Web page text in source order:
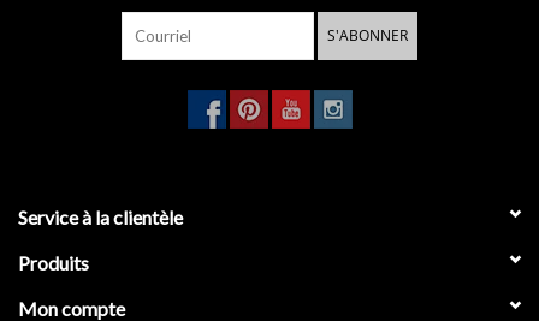
S'ABONNER
Service à la clientèle
Produits
Mon compte